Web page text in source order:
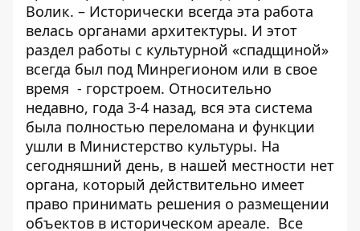
Волик. – Исторически всегда эта работа
велась органами архитектуры. И этот
раздел работы с культурной «спадщиной»
всегда был под Минрегионом или в свое
время - горстроем. Относительно
недавно, года 3-4 назад, вся эта система
была полностью переломана и функции
ушли в Министерство культуры. На
сегодняшний день, в нашей местности нет
органа, который действительно имеет
право принимать решения о размещении
объектов в историческом ареале. Все